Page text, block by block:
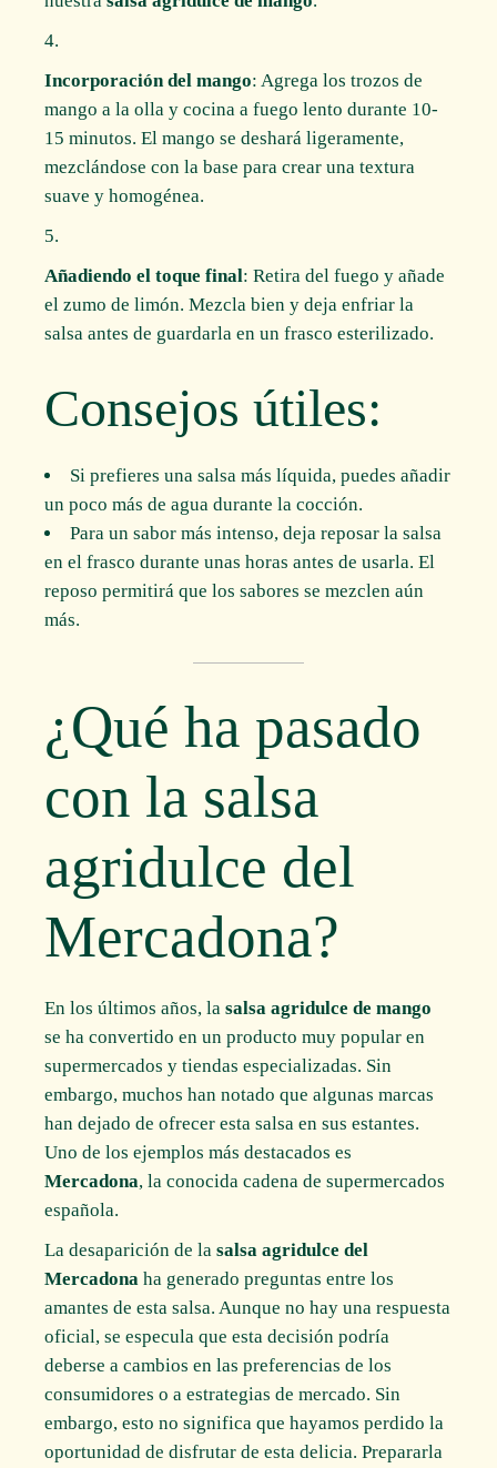
Incorporación del mango: Agrega los trozos de
mango a la olla y cocina a fuego lento durante 10-
15 minutos. El mango se deshará ligeramente,
mezclándose con la base para crear una textura
suave y homogénea.
Añadiendo el toque final: Retira del fuego y añade
el zumo de limón. Mezcla bien y deja enfriar la
salsa antes de guardarla en un frasco esterilizado.
Consejos útiles:
Si prefieres una salsa más líquida, puedes añadir
un poco más de agua durante la cocción.
Para un sabor más intenso, deja reposar la salsa
en el frasco durante unas horas antes de usarla. El
reposo permitirá que los sabores se mezclen aún
más.
¿Qué ha pasado
con la salsa
agridulce del
Mercadona?
En los últimos años, lasalsa agridulce de mango
se ha convertido en un producto muy popular en
supermercados y tiendas especializadas. Sin
embargo, muchos han notado que algunas marcas
han dejado de ofrecer esta salsa en sus estantes.
Uno de los ejemplos más destacados es
Mercadona, la conocida cadena de supermercados
española.
La desaparición de lasalsa agridulce del
Mercadona ha generado preguntas entre los
amantes de esta salsa. Aunque no hay una respuesta
oficial, se especula que esta decisión podría
deberse a cambios en las preferencias de los
consumidores o a estrategias de mercado. Sin
embargo, esto no significa que hayamos perdido la
oportunidad de disfrutar de esta delicia. Prepararla